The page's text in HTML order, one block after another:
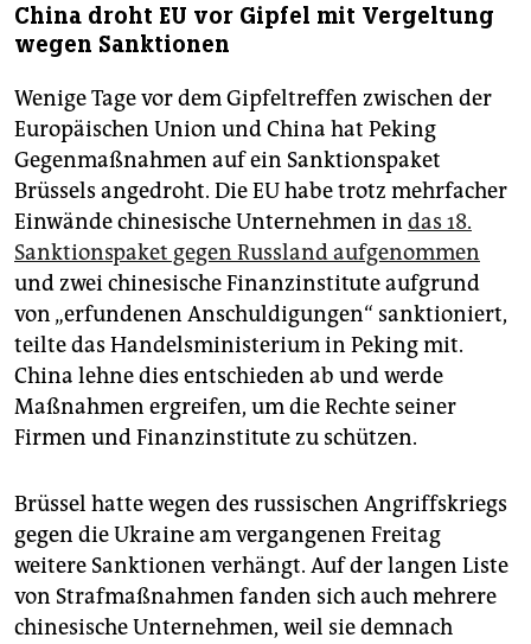
China droht EU vor Gipfel mit Vergeltung
wegen Sanktionen
Wenige Tage vor dem Gipfeltreffen zwischen der
Europäischen Union und China hat Peking
Gegenmaßnahmen auf ein Sanktionspaket
Brüssels angedroht. Die EU habe trotz mehrfacher
Einwände chinesische Unternehmen in das 18.
Sanktionspaket gegen Russland aufgenommen
und zwei chinesische Finanzinstitute aufgrund
von „erfundenen Anschuldigungen“ sanktioniert,
teilte das Handelsministerium in Peking mit.
China lehne dies entschieden ab und werde
Maßnahmen ergreifen, um die Rechte seiner
Firmen und Finanzinstitute zu schützen.
Brüssel hatte wegen des russischen Angriffskriegs
gegen die Ukraine am vergangenen Freitag
weitere Sanktionen verhängt. Auf der langen Liste
von Strafmaßnahmen fanden sich auch mehrere
chinesische Unternehmen, weil sie demnach